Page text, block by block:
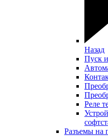
Назад
Пуск
Реле
Разъемы на